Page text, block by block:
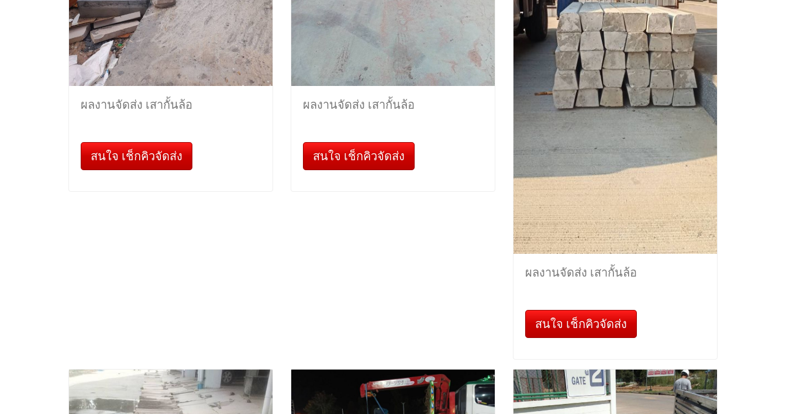
ผลงานจัดส่ง เสากั้นล้อ
สนใจ เช็กคิวจัดส่ง
ผลงานจัดส่ง เสากั้นล้อ
สนใจ เช็กคิวจัดส่ง
ผลงานจัดส่ง เสากั้นล้อ
สนใจ เช็กคิวจัดส่ง